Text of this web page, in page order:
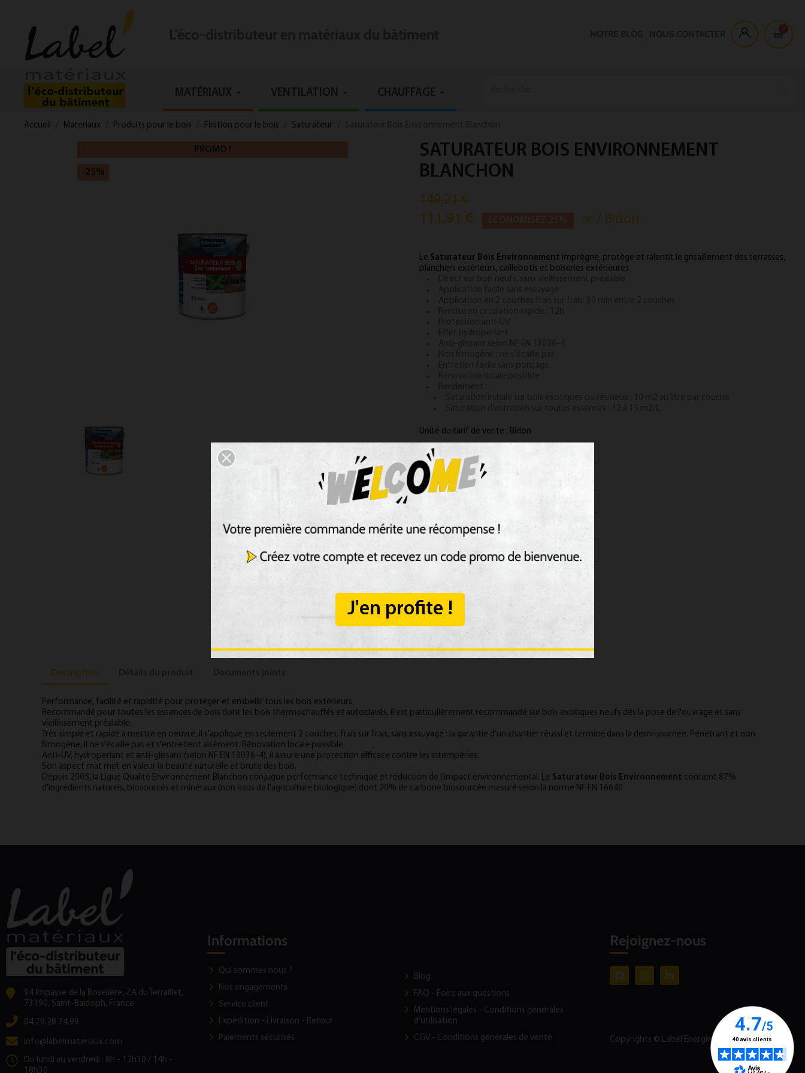
MATÉRIAUX VENTILATION CHAUFFAGE
Accueil Materiaux Produits pour le bois Finition pour le bois Saturateur
PROMO !
-25%
SATURATEUR BOIS ENVIRONNEMENT
BLANCHON
149,21 €
111,91 €
TTC / Bidon
Le Saturateur Bois Environnement imprègne, protège et ralentit le grisaillement des terrasses,
planchers extérieurs, caillebotis et boiseries extérieures
Unité du tarif de vente : Bidon
Couleur : Naturel
Contenant : 5L
AJOUTER AU PANIER
Description
Performance, facilité et rapidité pour protéger et embellir tous les bois extérieurs
Recommandé pour toutes les essences de bois dont les bois thermochauffés et autoclavés, il est particulièrement recommandé sur bois exotiques neufs dès la pose de l'ouvrage et sans
vieillissement préalable.
Très simple et rapide à mettre en oeuvre, il s'applique en seulement 2 couches, frais sur frais, sans essuyage : la garantie d'un chantier réussi et terminé dans la demi-journée. Pénétrant et non
filmogène, il ne s'écaille pas et s'entretient aisément. Rénovation locale possible.
Anti-UV, hydroperlant et anti-glissant (selon NF EN 13036-4), il assure une protection efficace contre les intempéries.
Son aspect mat met en valeur la beauté naturelle et brute des bois.
Depuis 2005, la Ligue Qualité Environnement Blanchon conjugue performance technique et réduction de l'impact environnemental. Le Saturateur Bois Environnement contient 87%
d'ingrédients naturels, biosourcés et minéraux (non issus de l'agriculture biologique) dont 20% de carbone biosourcée mesuré selon la norme NF EN 16640
94 Impasse de la Roselière, ZA du Terraillet,
73190, Saint-Baldoph, France
04.79.28.74.99
info@labelmateriaux.com
Du lundi au vendredi : 8h - 12h30 / 14h -
18h30
Informations
Qui sommes nous ?
Nos engagements
Service client
Expédition - Livraison - Retour
Paiements sécurisés
Blog
FAQ - Foire aux questions
Mentions légales - Conditions générales
d'utilisation
CGV - Conditions générales de vente
Rejoignez-nous
Copyrights © Label Energie
J'en profite !